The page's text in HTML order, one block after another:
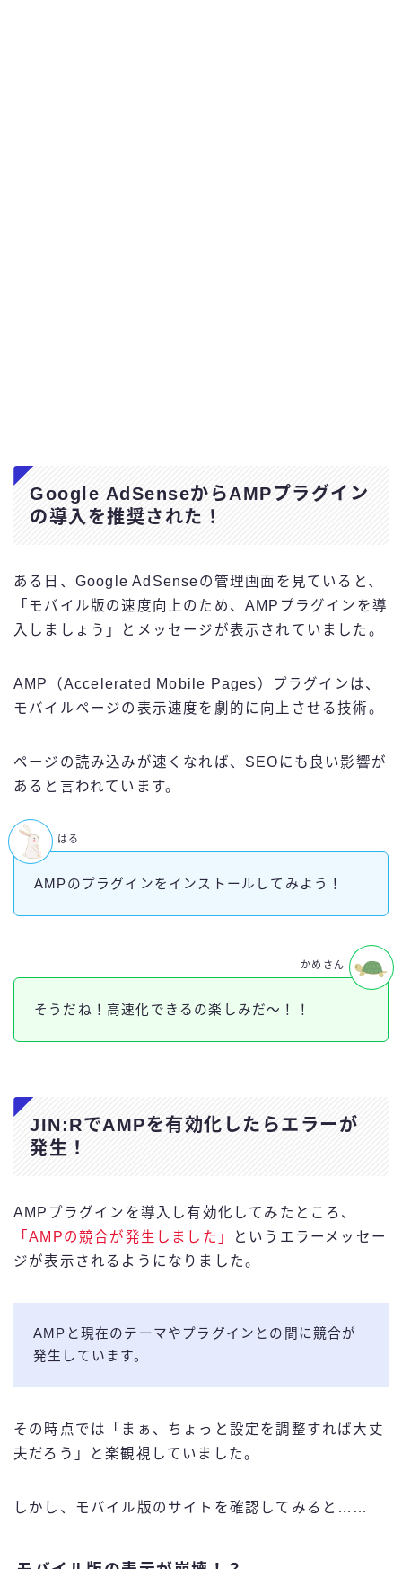
Google AdSenseからAMPプラグイン
の導入を推奨された！
ある日、Google AdSenseの管理画面を見ていると、
「モバイル版の速度向上のため、AMPプラグインを導
入しましょう」とメッセージが表示されていました。
AMP（Accelerated Mobile Pages）プラグインは、
モバイルページの表示速度を劇的に向上させる技術。
ページの読み込みが速くなれば、SEOにも良い影響が
あると言われています。
AMPのプラグインをインストールしてみよう！
はる
そうだね！高速化できるの楽しみだ～！！
かめさん
JIN:RでAMPを有効化したらエラーが
発生！
AMPプラグインを導入し有効化してみたところ、
「AMPの競合が発生しました」
というエラーメッセー
ジが表示されるようになりました。
AMPと現在のテーマやプラグインとの間に競合が
発生しています。
その時点では「まぁ、ちょっと設定を調整すれば大丈
夫だろう」と楽観視していました。
しかし、モバイル版のサイトを確認してみると……